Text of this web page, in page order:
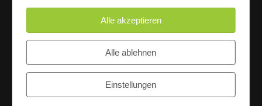
braucht: Technik, Platz, Couch und Kaffee. Folgt uns!
Letzte Beiträge
60 Jahre WG UNITAS eG [Scholz & Heinz]
Alle akzeptieren
Alle ablehnen
Einstellungen